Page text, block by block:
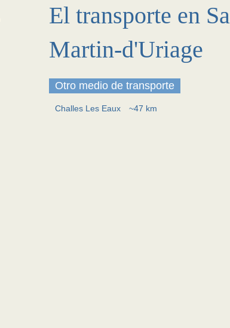
El transporte en
Martin-d'Uriage
Otro medio de transporte
Challes Les Eaux ~47 km